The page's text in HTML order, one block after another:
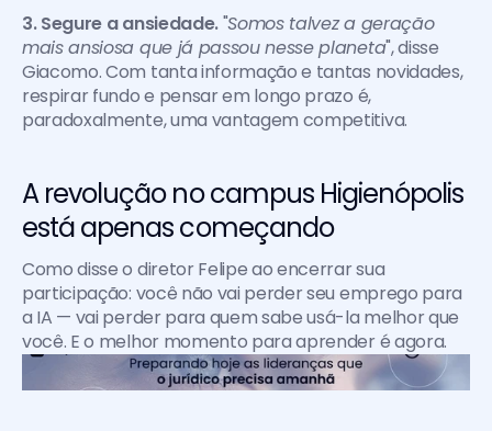
3. Segure a ansiedade. "Somos talvez a geração
mais ansiosa que já passou nesse planeta", disse
Giacomo. Com tanta informação e tantas novidades,
respirar fundo e pensar em longo prazo é,
paradoxalmente, uma vantagem competitiva.
A revolução no campus Higienópolis
está apenas começando
Como disse o diretor Felipe ao encerrar sua
participação: você não vai perder seu emprego para
a IA — vai perder para quem sabe usá-la melhor que
você. E o melhor momento para aprender é agora.